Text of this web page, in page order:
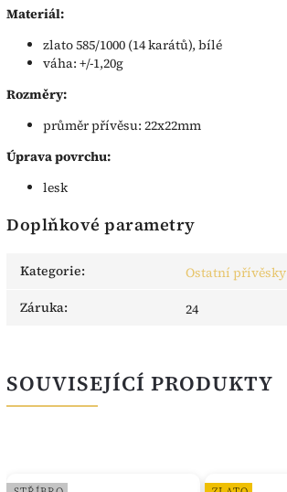
Materiál:
zlato 585/1000 (14 karátů), bílé
váha: +/-1,20g
Rozměry:
průměr přívěsu: 22x22mm
Úprava povrchu:
lesk
Doplňkové parametry
Kategorie:
Ostatní přívěsky
Záruka: 24
SOUVISEJÍCÍ PRODUKTY